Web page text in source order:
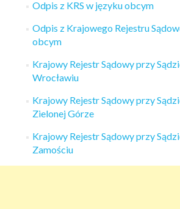
Odpis z KRS w języku obcym
Odpis z Krajowego Rejestru
obcym
Krajowy Rejestr Sądowy przy
Wrocławiu
Krajowy Rejestr Sądowy przy
Zielonej Górze
Krajowy Rejestr Sądowy przy
Zamościu